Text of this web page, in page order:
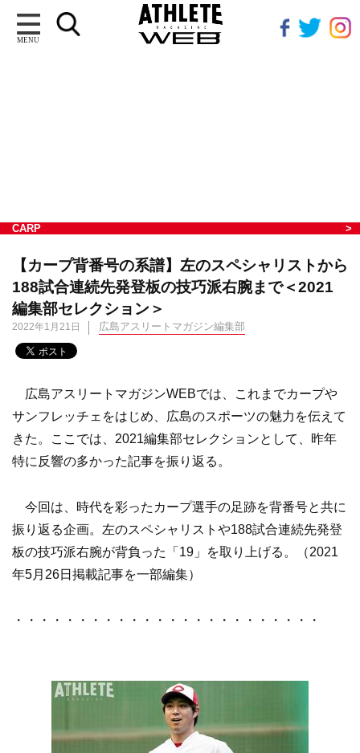
MENU
CARP
【カープ背番号の系譜】左のスペシャリストから
188試合連続先発登板の技巧派右腕まで＜2021
編集部セレクション＞
2022年1月21日 広島アスリートマガジン編集部
広島アスリートマガジンWEBでは、これまでカープや
サンフレッチェをはじめ、広島のスポーツの魅力を伝えて
きた。ここでは、2021編集部セレクションとして、昨年
特に反響の多かった記事を振り返る。
今回は、時代を彩ったカープ選手の足跡を背番号と共に
振り返る企画。左のスペシャリストや188試合連続先発登
板の技巧派右腕が背負った「19」を取り上げる。（2021
年5月26日掲載記事を一部編集）
・・・・・・・・・・・・・・・・・・・・・・・・